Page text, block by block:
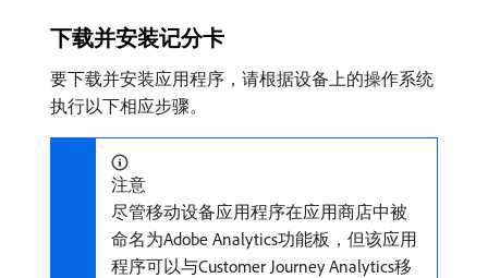
下载并安装记分卡
要下载并安装应用程序，请根据设备上的操作系统
执行以下相应步骤。
注意
尽管移动设备应用程序在应用商店中被
命名为Adobe Analytics功能板，但该应用
程序可以与Customer Journey Analytics移